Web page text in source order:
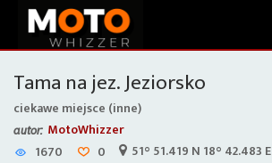
Tama na jez. Jeziorsko
ciekawe miejsce (inne)
autor: MotoWhizzer
1670
0 51° 51.419 N 18° 42.483 E